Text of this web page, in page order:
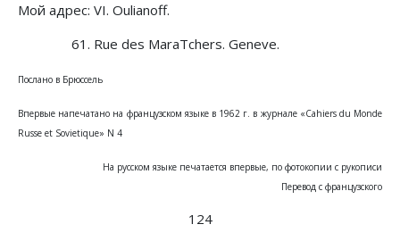
Мой адрес: VI. Oulianoff.
61. Rue des MaraTchers. Geneve.
Послано в Брюссель
Впервые напечатано на французском языке в 1962 г. в журнале «Cahiers du Monde
Russe et Sovietique» N 4
На русском языке печатается впервые, по фотокопии с рукописи
Перевод с французского
124